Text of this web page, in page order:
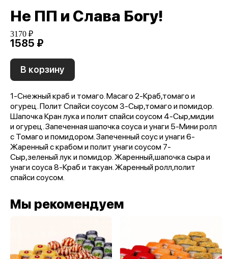
Не ПП и Слава Богу!
3170 ₽
1585 ₽
В корзину
1-Снежный краб и томаго. Масаго 2-Краб,томаго и
огурец. Полит Спайси соусом 3-Сыр,томаго и помидор.
Шапочка Кран лука и полит спайси соусом 4-Сыр,мидии
и огурец. Запеченная шапочка соуса и унаги 5-Мини ролл
с Томаго и помидором. Запеченный соус и унаги 6-
Жаренный с крабом и полит унаги соусом 7-
Сыр,зеленый лук и помидор. Жаренный,шапочка сыра и
унаги соуса 8-Краб и такуан. Жаренный ролл,полит
спайси соусом.
Мы рекомендуем